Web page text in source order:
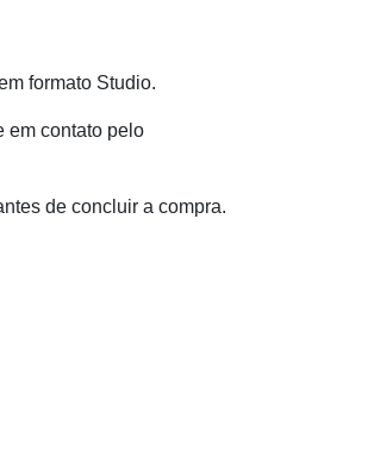
formato Studio.
em contato pelo
de concluir a compra.